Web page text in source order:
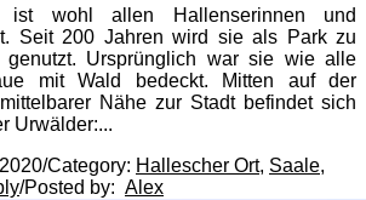
ist wohl allen Hallenserinnen und
Seit 200 Jahren wird sie als Park zu
genutzt. Ursprünglich war sie wie alle
mit Wald bedeckt. Mitten auf der
Nähe zur Stadt befindet sich
Urwälder:...
/Category: Hallescher Ort, Saale,
/Posted by: Alex